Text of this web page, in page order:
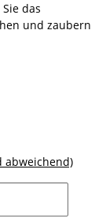
das
und zaubern
abweichend)